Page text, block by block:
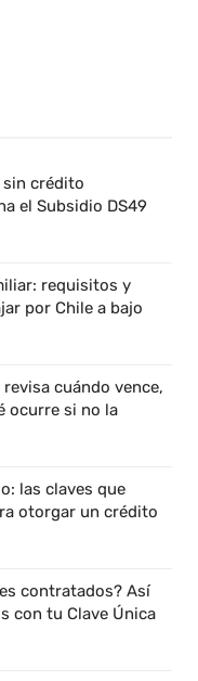
crédito
el Subsidio DS49
requisitos y
por Chile a bajo
cuándo vence,
ocurre si no la
las claves que
otorgar un crédito
contratados? Así
con tu Clave Única